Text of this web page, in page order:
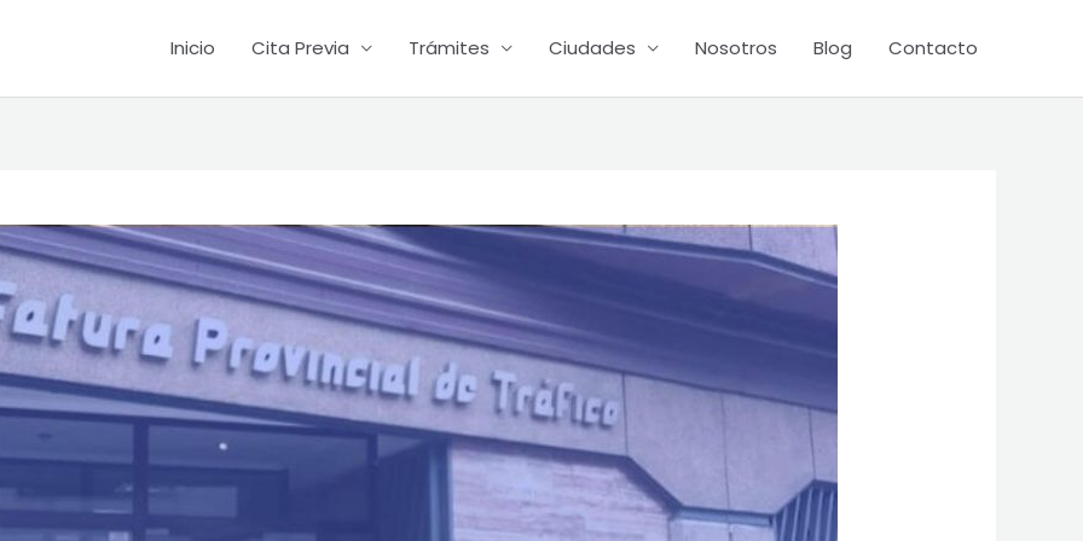
Inicio Cita Previa Trámites Ciudades Nosotros Blog Contacto